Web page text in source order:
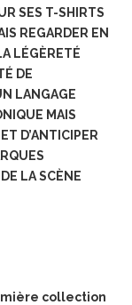
SES T-SHIRTS
REGARDER EN
LÉGÈRETÉ
DE
LANGAGE
MAIS
D’ANTICIPER
LA SCÈNE
collection